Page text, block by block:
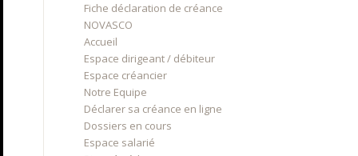
Fiche déclaration de créance
NOVASCO
Accueil
Espace dirigeant / débiteur
Espace créancier
Notre Equipe
Déclarer sa créance en ligne
Dossiers en cours
Espace salarié